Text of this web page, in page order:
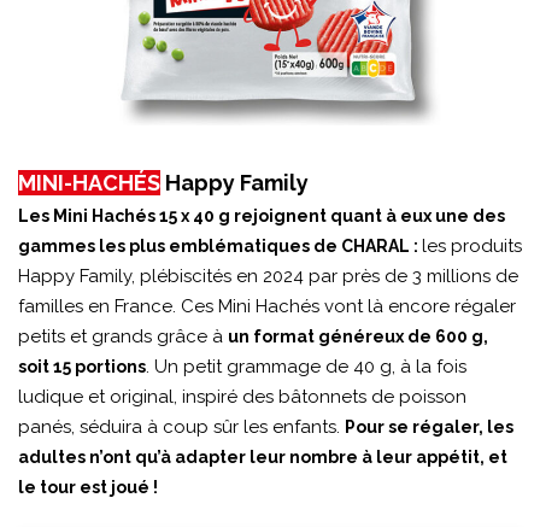
MINI-HACHÉS Happy Family
Les Mini Hachés 15 x 40 g rejoignent quant à eux une des
gammes les plus emblématiques de CHARAL : les produits
Happy Family, plébiscités en 2024 par près de 3 millions de
familles en France. Ces Mini Hachés vont là encore régaler
petits et grands grâce à un format généreux de 600 g,
soit 15 portions. Un petit grammage de 40 g, à la fois
ludique et original, inspiré des bâtonnets de poisson
panés, séduira à coup sûr les enfants. Pour se régaler, les
adultes n’ont qu’à adapter leur nombre à leur appétit, et
le tour est joué !